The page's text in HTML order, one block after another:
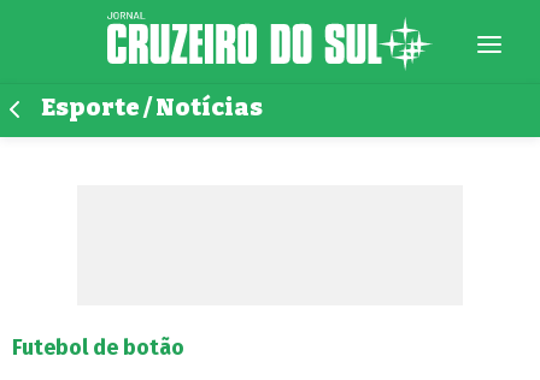
Esporte / Notícias
Futebol de botão